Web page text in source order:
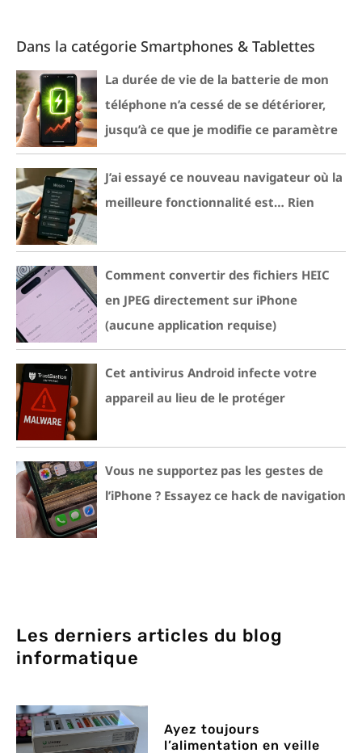
Dans la catégorie Smartphones & Tablettes
La durée de vie de la batterie de mon
téléphone n’a cessé de se détériorer,
jusqu’à ce que je modifie ce paramètre
J’ai essayé ce nouveau navigateur où la
meilleure fonctionnalité est… Rien
Comment convertir des fichiers HEIC
en JPEG directement sur iPhone
(aucune application requise)
Cet antivirus Android infecte votre
appareil au lieu de le protéger
Vous ne supportez pas les gestes de
l’iPhone ? Essayez ce hack de navigation
Les derniers articles du blog
informatique
Ayez toujours
l’alimentation en veille